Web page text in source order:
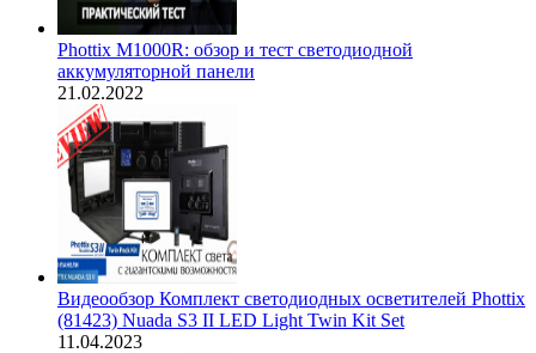
Phottix M1000R: обзор и тест светодиодной
аккумуляторной панели
21.02.2022
Видеообзор Комплект светодиодных осветителей Phottix
(81423) Nuada S3 II LED Light Twin Kit Set
11.04.2023